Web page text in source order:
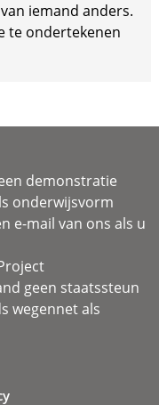
iemand anders.
te ondertekenen
demonstratie
onderwijsvorm
e-mail van ons als u
geen staatssteun
wegennet als